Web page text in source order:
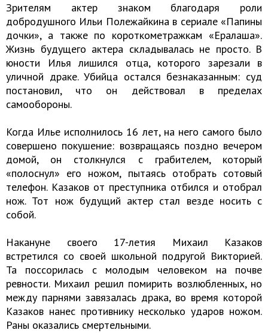
Зрителям актер знаком благодаря роли
добродушного Ильи Полежайкина в сериале «Папины
дочки», а также по короткометражкам «Ералаша».
Жизнь будущего актера складывалась не просто. В
юности Илья лишился отца, которого зарезали в
уличной драке. Убийца остался безнаказанным: суд
постановил, что он действовал в пределах
самообороны.
Когда Илье исполнилось 16 лет, на него самого было
совершено покушение: возвращаясь поздно вечером
домой, он столкнулся с грабителем, который
«полоснул» его ножом, пытаясь отобрать сотовый
телефон. Казаков от преступника отбился и отобрал
нож. Тот нож будущий актер стал везде носить с
собой.
Накануне своего 17-летия Михаил Казаков
встретился со своей школьной подругой Викторией.
Та поссорилась с молодым человеком на почве
ревности. Михаил решил помирить возлюбленных, но
между парнями завязалась драка, во время которой
Казаков нанес противнику несколько ударов ножом.
Раны оказались смертельными.